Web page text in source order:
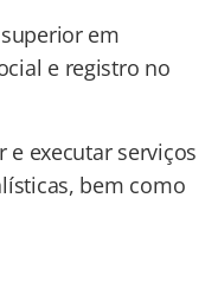
em
e registro no
e executar serviços
bem como